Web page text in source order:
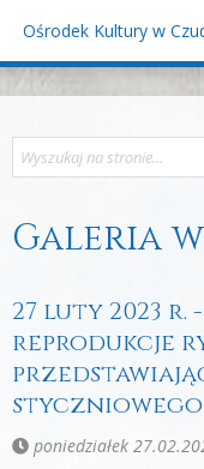
Ośrodek Kultury w
Galeria
27 luty 2023 r.
reprodukcje
styczniowego
poniedziałek